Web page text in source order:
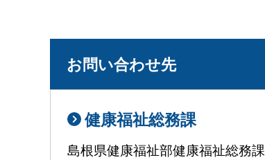
お問い合わせ先
健康福祉総務課
島根県健康福祉部健康福祉総務課